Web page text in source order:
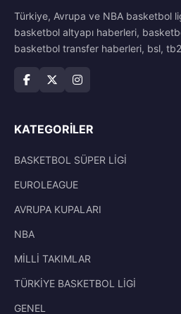
Türkiye, Avrupa ve NBA basketbol
basketbol altyapı haberleri,
basketbol transfer haberleri, bsl,
KATEGORILER
BASKETBOL SÜPER LİGİ
EUROLEAGUE
AVRUPA KUPALARI
NBA
MİLLİ TAKIMLAR
TÜRKİYE BASKETBOL LİGİ
GENEL